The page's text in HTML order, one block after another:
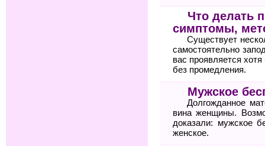
Что делать
симптомы,
Существует
самостоятельно
вас проявляется
без промедления.
Мужское
Долгожданное
вина женщины.
доказали: мужское
женское.